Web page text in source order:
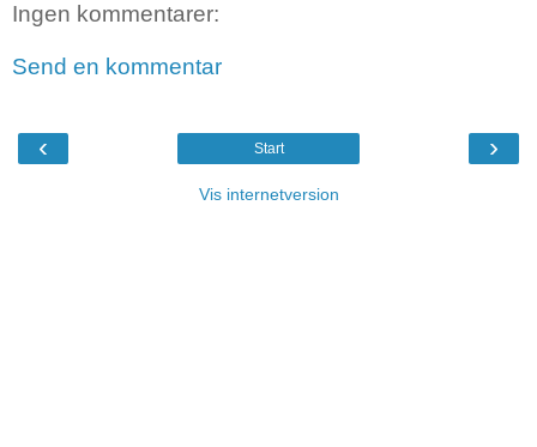
Ingen kommentarer:
Send en kommentar
‹ ›
Start
Vis internetversion